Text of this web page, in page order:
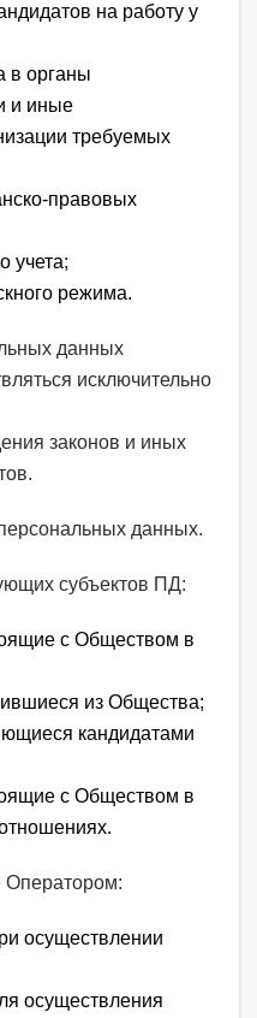
на работу у
в органы
и иные
требуемых
правовых
учета;
режима.
данных
исключительно
законов и иных
данных.
субъектов ПД:
с Обществом в
из Общества;
кандидатами
с Обществом в
осуществлении
осуществления